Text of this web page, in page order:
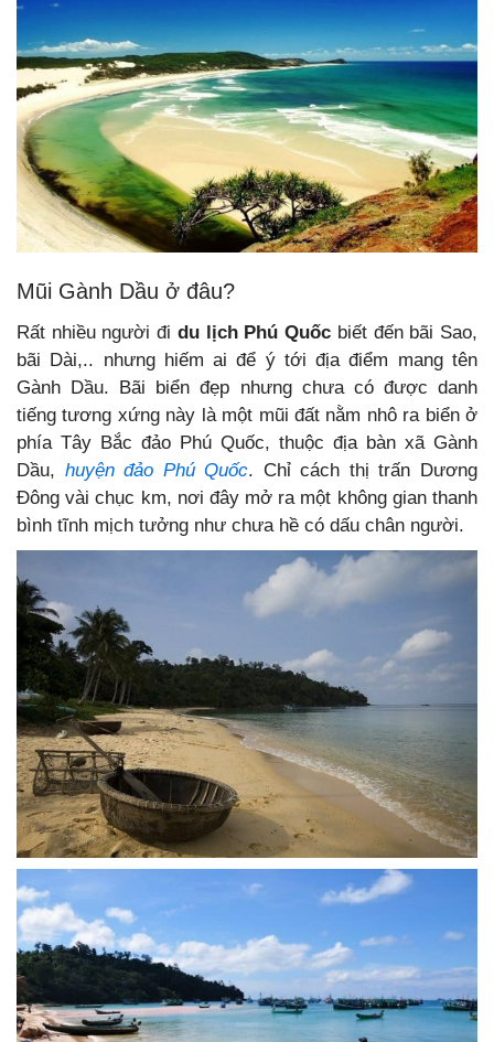
Mũi Gành Dầu ở đâu?
Rất nhiều người đi du lịch Phú Quốc biết đến bãi Sao,
bãi Dài,.. nhưng hiếm ai để ý tới địa điểm mang tên
Gành Dầu. Bãi biển đẹp nhưng chưa có được danh
tiếng tương xứng này là một mũi đất nằm nhô ra biển ở
phía Tây Bắc đảo Phú Quốc, thuộc địa bàn xã Gành
Dầu, huyện đảo Phú Quốc. Chỉ cách thị trấn Dương
Đông vài chục km, nơi đây mở ra một không gian thanh
bình tĩnh mịch tưởng như chưa hề có dấu chân người.